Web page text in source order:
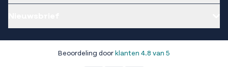
Beoordeling door klanten 4.8 van 5